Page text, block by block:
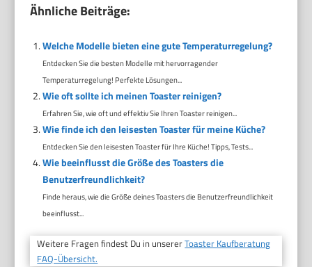
Ähnliche Beiträge:
Welche Modelle bieten eine gute Temperaturregelung?
Entdecken Sie die besten Modelle mit hervorragender
Temperaturregelung! Perfekte Lösungen...
Wie oft sollte ich meinen Toaster reinigen?
Erfahren Sie, wie oft und effektiv Sie Ihren Toaster reinigen...
Wie finde ich den leisesten Toaster für meine Küche?
Entdecken Sie den leisesten Toaster für Ihre Küche! Tipps, Tests...
Wie beeinflusst die Größe des Toasters die
Benutzerfreundlichkeit?
Finde heraus, wie die Größe deines Toasters die Benutzerfreundlichkeit
beeinflusst...
Weitere Fragen findest Du in unsererToaster Kaufberatung
FAQ-Übersicht.